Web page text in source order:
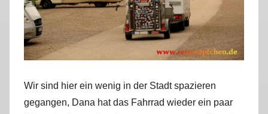
Wir sind hier ein wenig in der Stadt spazieren
gegangen, Dana hat das Fahrrad wieder ein paar